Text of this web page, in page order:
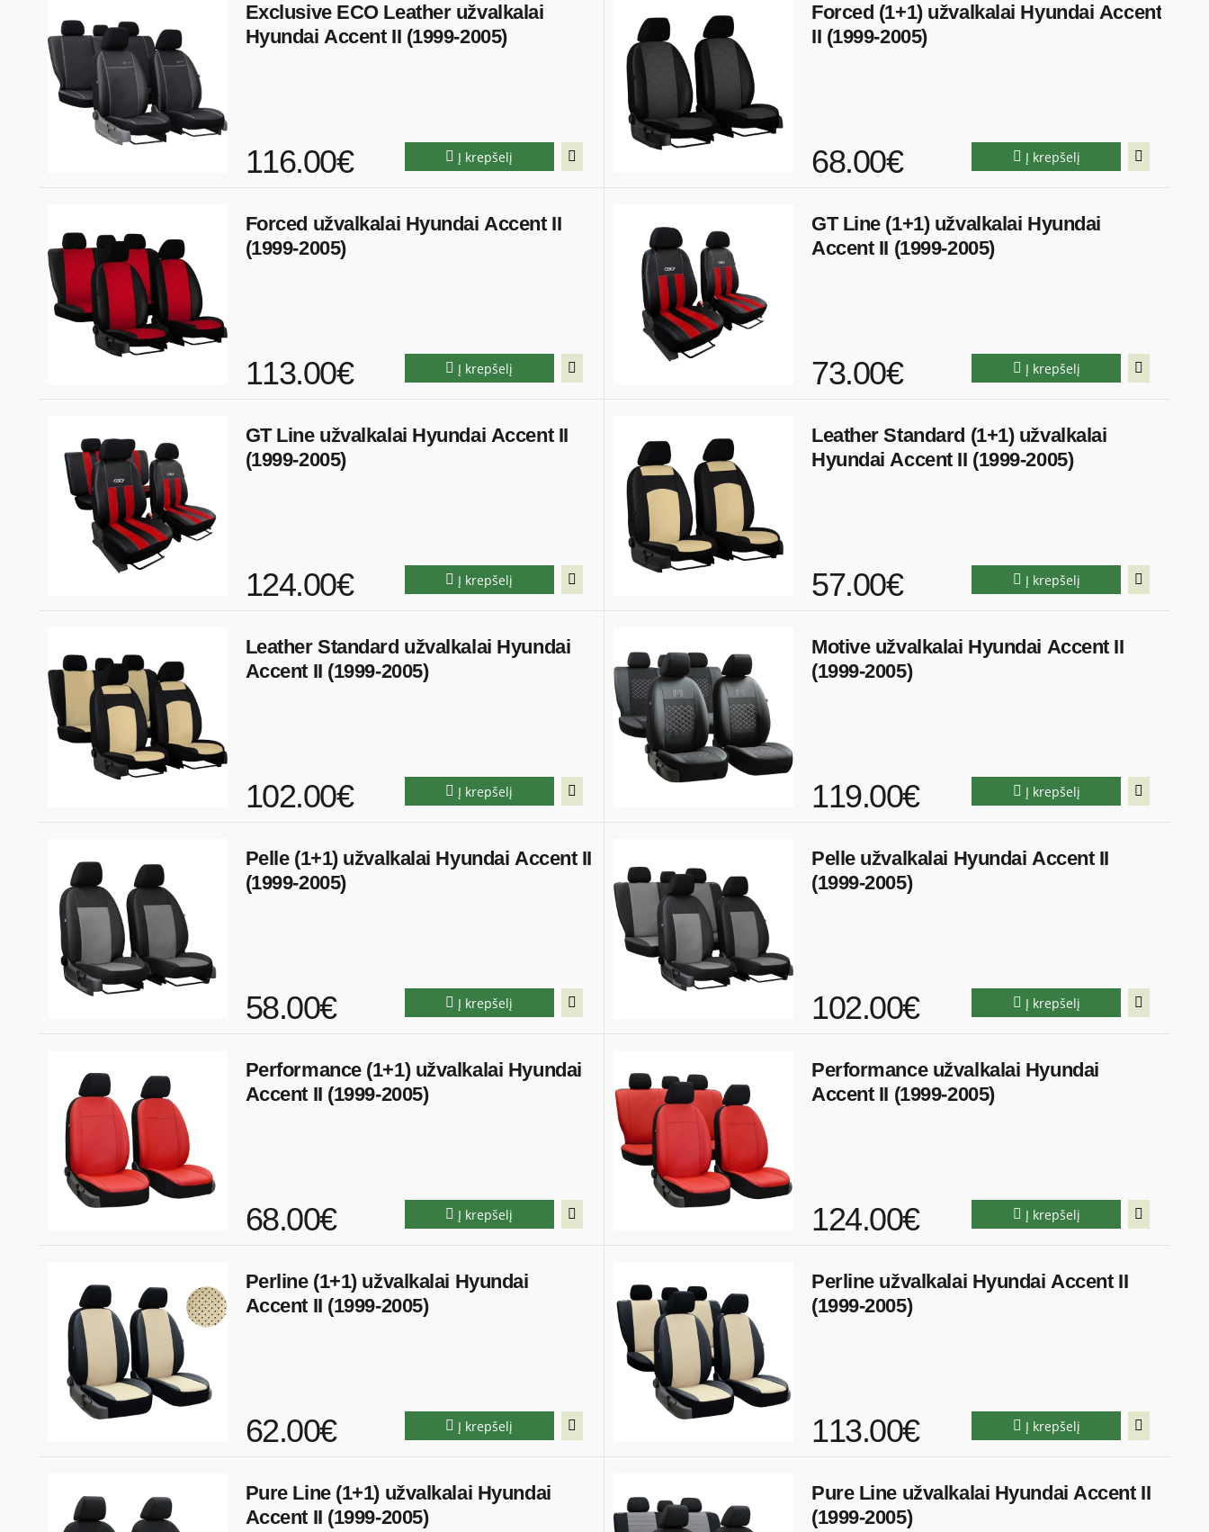
Exclusive ECO Leather užvalkalai
Hyundai Accent II (1999-2005)
116.00€ Į krepšelį
Forced (1+1) užvalkalai Hyundai Accent
II (1999-2005)
68.00€ Į krepšelį
Forced užvalkalai Hyundai Accent II
(1999-2005)
113.00€ Į krepšelį
GT Line (1+1) užvalkalai Hyundai
Accent II (1999-2005)
73.00€ Į krepšelį
GT Line užvalkalai Hyundai Accent II
(1999-2005)
124.00€ Į krepšelį
Leather Standard (1+1) užvalkalai
Hyundai Accent II (1999-2005)
57.00€ Į krepšelį
Leather Standard užvalkalai Hyundai
Accent II (1999-2005)
102.00€ Į krepšelį
Motive užvalkalai Hyundai Accent II
(1999-2005)
119.00€ Į krepšelį
Pelle (1+1) užvalkalai Hyundai Accent II
(1999-2005)
58.00€ Į krepšelį
Pelle užvalkalai Hyundai Accent II
(1999-2005)
102.00€ Į krepšelį
Performance (1+1) užvalkalai Hyundai
Accent II (1999-2005)
68.00€ Į krepšelį
Performance užvalkalai Hyundai
Accent II (1999-2005)
124.00€ Į krepšelį
Perline (1+1) užvalkalai Hyundai
Accent II (1999-2005)
62.00€ Į krepšelį
Perline užvalkalai Hyundai Accent II
(1999-2005)
113.00€ Į krepšelį
Pure Line (1+1) užvalkalai Hyundai
Accent II (1999-2005)
Pure Line užvalkalai Hyundai Accent II
(1999-2005)